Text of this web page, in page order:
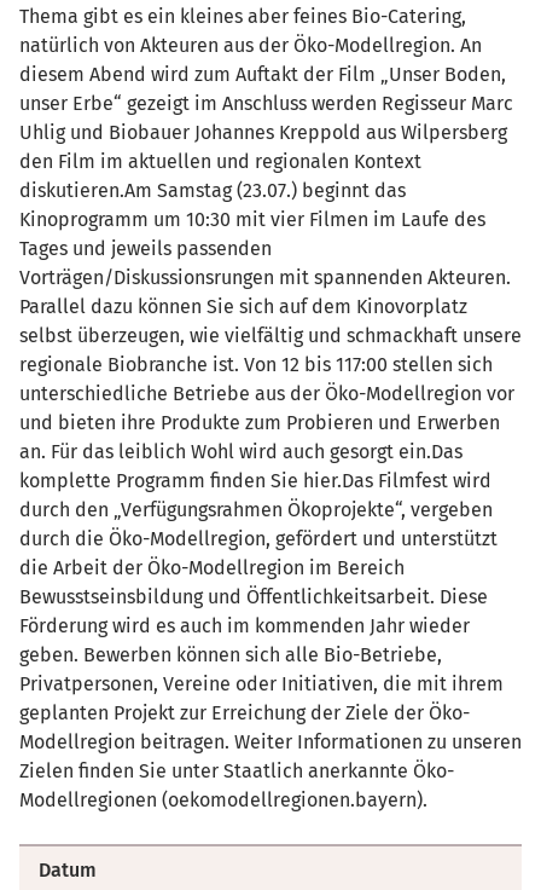
Thema gibt es ein kleines aber feines Bio-Catering,
natürlich von Akteuren aus der Öko-Modellregion. An
diesem Abend wird zum Auftakt der Film „Unser Boden,
unser Erbe“ gezeigt im Anschluss werden Regisseur Marc
Uhlig und Biobauer Johannes Kreppold aus Wilpersberg
den Film im aktuellen und regionalen Kontext
diskutieren.Am Samstag (23.07.) beginnt das
Kinoprogramm um 10:30 mit vier Filmen im Laufe des
Tages und jeweils passenden
Vorträgen/Diskussionsrungen mit spannenden Akteuren.
Parallel dazu können Sie sich auf dem Kinovorplatz
selbst überzeugen, wie vielfältig und schmackhaft unsere
regionale Biobranche ist. Von 12 bis 117:00 stellen sich
unterschiedliche Betriebe aus der Öko-Modellregion vor
und bieten ihre Produkte zum Probieren und Erwerben
an. Für das leiblich Wohl wird auch gesorgt ein.Das
komplette Programm finden Sie hier.Das Filmfest wird
durch den „Verfügungsrahmen Ökoprojekte“, vergeben
durch die Öko-Modellregion, gefördert und unterstützt
die Arbeit der Öko-Modellregion im Bereich
Bewusstseinsbildung und Öffentlichkeitsarbeit. Diese
Förderung wird es auch im kommenden Jahr wieder
geben. Bewerben können sich alle Bio-Betriebe,
Privatpersonen, Vereine oder Initiativen, die mit ihrem
geplanten Projekt zur Erreichung der Ziele der Öko-
Modellregion beitragen. Weiter Informationen zu unseren
Zielen finden Sie unter Staatlich anerkannte Öko-
Modellregionen (oekomodellregionen.bayern).
Datum